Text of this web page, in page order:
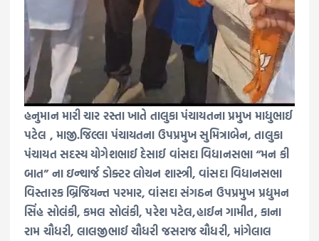
હનુમાન મારી ચાર રસ્તા ખાતે તાલુકા પંચાયતના પ્રમુખ માધુભાઈ
પટેલ , માજી.જિલ્લા પંચાયતના ઉપપ્રમુખ સુમિત્રાબેન, તાલુકા
પંચાયત સદસ્ય યોગેશભાઈ દેસાઈ વાંસદા વિધાનસભા “મન કી
બાત” ના ઇન્ચાર્જ ડોક્ટર લોચન શાસ્ત્રી, વાંસદા વિધાનસભા
વિસ્તારક બ્રિજિયન્ત પરમાર, વાંસદા સંગઠન ઉપપ્રમુખ પ્રદ્યુમન
સિંહ સોલંકી, કમલ સોલંકી, પરેશ પટેલ,હાઈન ગામીત, કાના
રામ ચૌધરી, લાલજીભાઈ ચૌધરી જસરાજ ચૌધરી, માંગેલાલ